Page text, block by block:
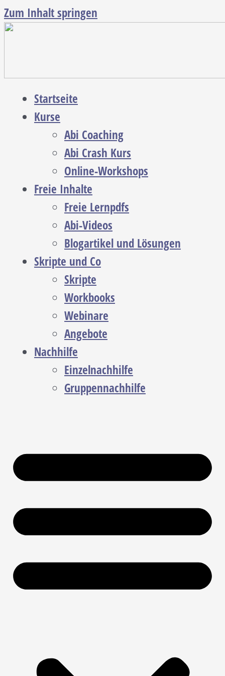
Zum Inhalt springen
Startseite
Kurse
Abi Coaching
Abi Crash Kurs
Online-Workshops
Freie Inhalte
Freie Lernpdfs
Abi-Videos
Blogartikel und Lösungen
Skripte und Co
Skripte
Workbooks
Webinare
Angebote
Nachhilfe
Einzelnachhilfe
Gruppennachhilfe